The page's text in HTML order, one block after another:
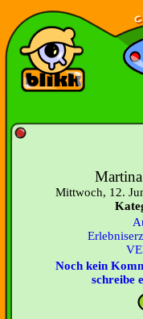
Mittwoch, 12.
Noch kein
schreibe